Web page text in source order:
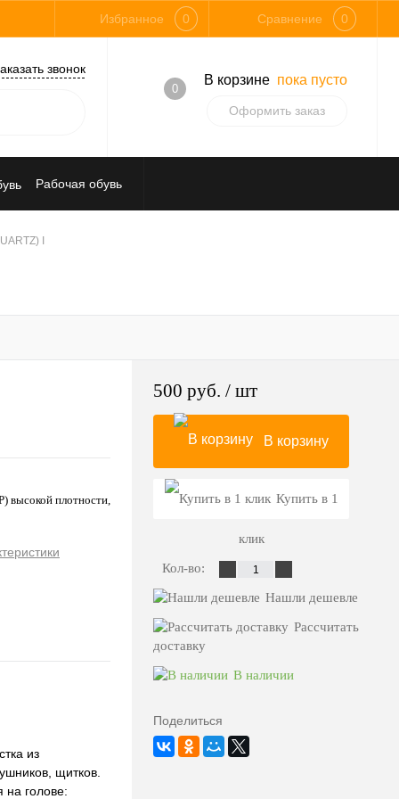
Избранное 0 Сравнение 0
звонок
0
В корзине пока пусто
Оформить заказ
Рабочая обувь
Средства индивидуальной защиты
I
высокой плотности,
из
щитков.
на голове:
500 руб. / шт
В корзину
Купить в 1
клик
Кол-во:
Нашли дешевле
Рассчитать
доставку
В наличии
Поделиться